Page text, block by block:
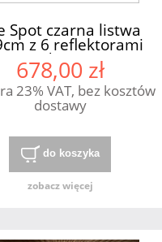
Spot czarna listwa
z 6 reflektorami
mosiądz 6xGU10
Nowodvorski
678,00 zł
23% VAT, bez kosztów
dostawy
do koszyka
zobacz więcej